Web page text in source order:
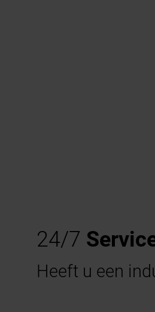
24/7
Heeft u een